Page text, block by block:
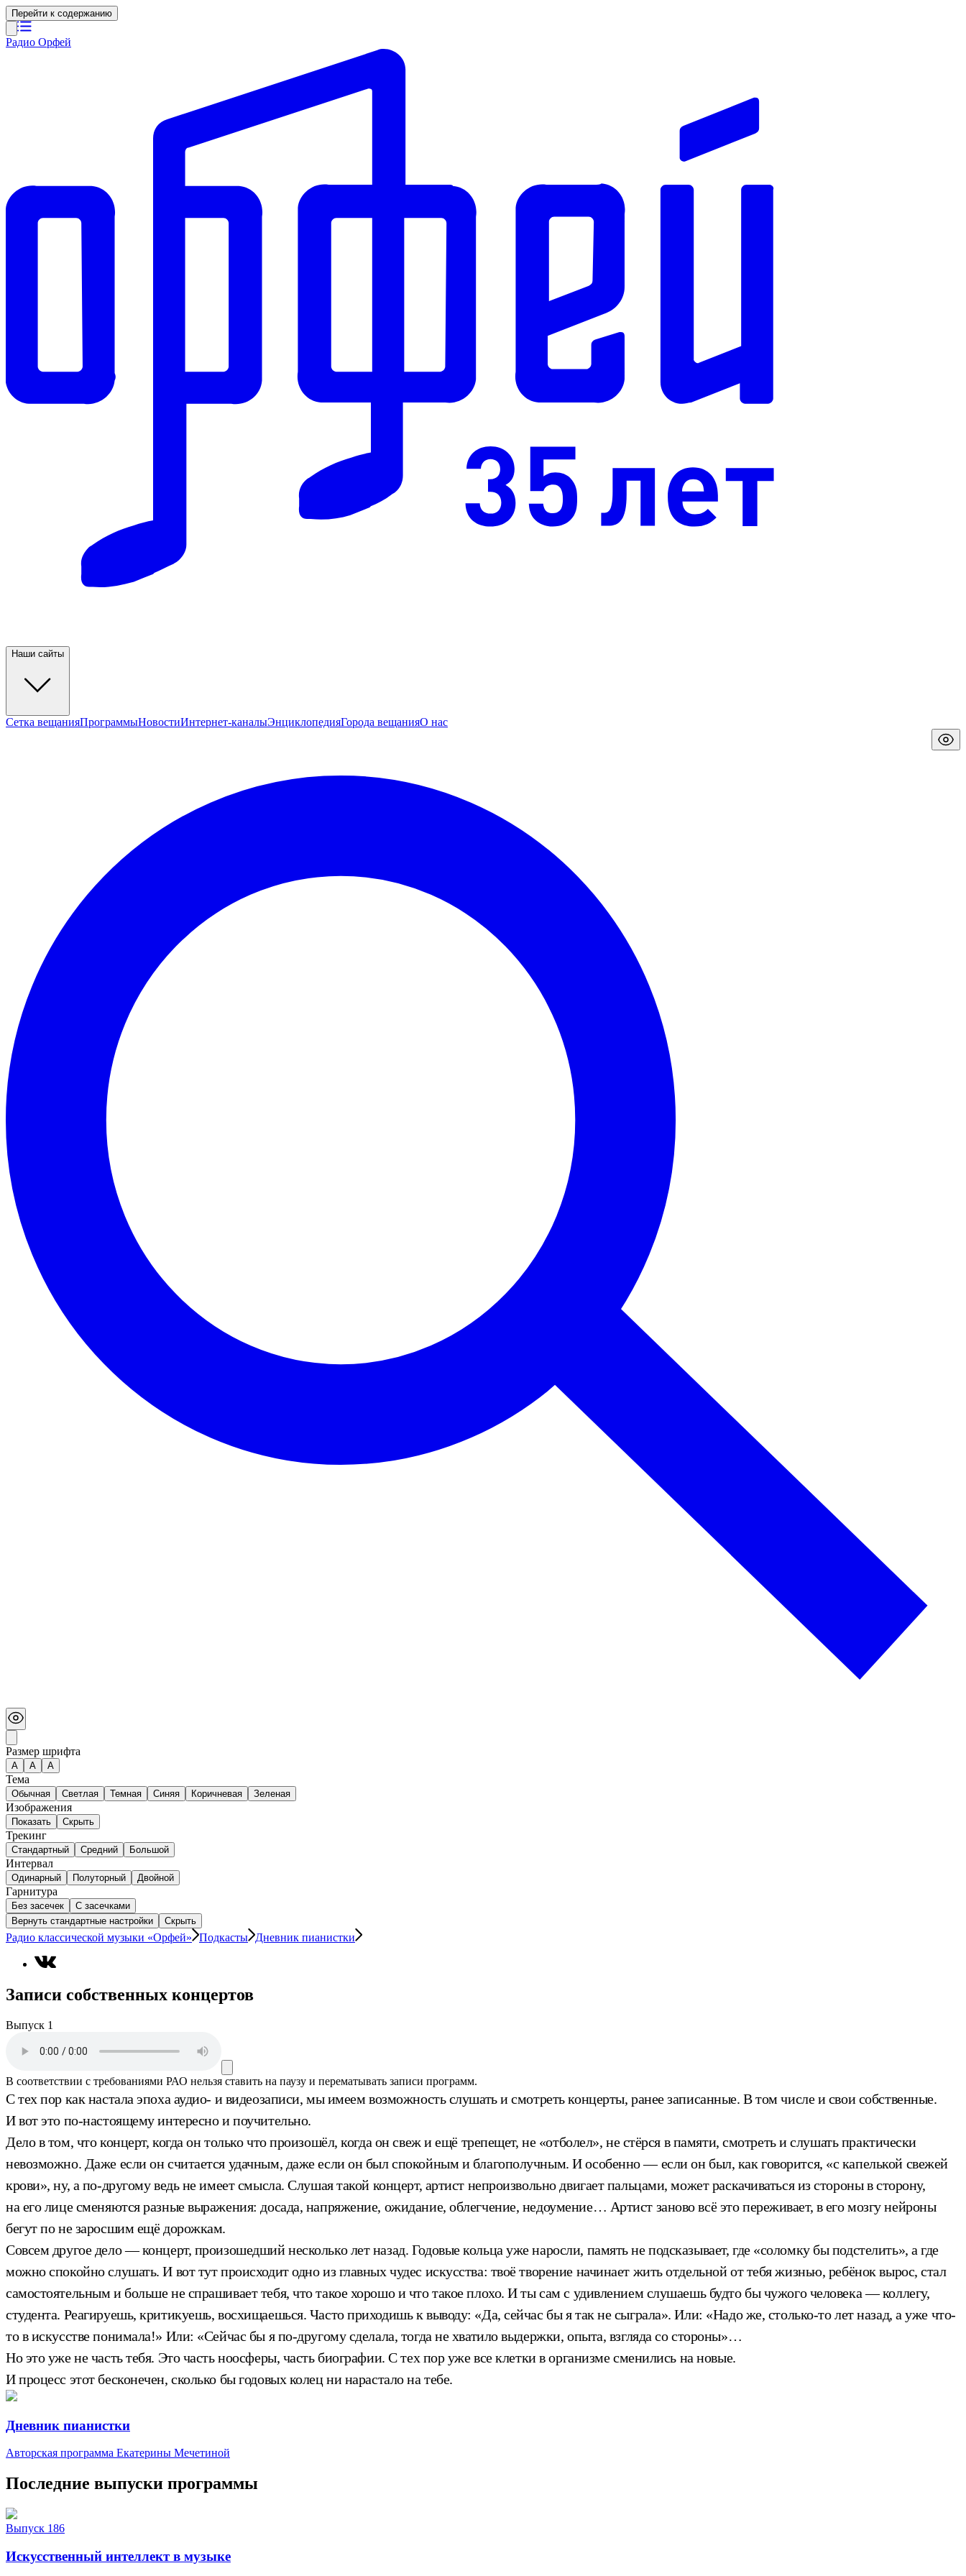
Перейти к содержанию
Радио Орфей
Наши сайты
Сетка вещанияПрограммыНовостиИнтернет-каналыЭнциклопедияГорода вещанияО нас
Размер шрифта
А A A
Тема
Обычная Светлая Темная Синяя Коричневая Зеленая
Изображения
Показать Скрыть
Трекинг
Стандартный Средний Большой
Интервал
Одинарный Полуторный Двойной
Гарнитура
Без засечек
С засечками
Вернуть стандартные настройки
Скрыть
Радио классической музыки «Орфей» Подкасты Дневник пианистки
Записи собственных концертов
Выпуск 1
В соответствии с требованиями РАО нельзя ставить на паузу и перематывать записи программ.
С тех пор как настала эпоха аудио- и видеозаписи, мы имеем возможность слушать и смотреть концерты, ранее записанные. В том числе и свои собственные.
И вот это по-настоящему интересно и поучительно.
Дело в том, что концерт, когда он только что произошёл, когда он свеж и ещё трепещет, не «отболел», не стёрся в памяти, смотреть и слушать практически
невозможно. Даже если он считается удачным, даже если он был спокойным и благополучным. И особенно — если он был, как говорится, «с капелькой свежей
крови», ну, а по-другому ведь не имеет смысла. Слушая такой концерт, артист непроизвольно двигает пальцами, может раскачиваться из стороны в сторону,
на его лице сменяются разные выражения: досада, напряжение, ожидание, облегчение, недоумение… Артист заново всё это переживает, в его мозгу нейроны
бегут по не заросшим ещё дорожкам.
Совсем другое дело — концерт, произошедший несколько лет назад. Годовые кольца уже наросли, память не подсказывает, где «соломку бы подстелить», а где
можно спокойно слушать. И вот тут происходит одно из главных чудес искусства: твоё творение начинает жить отдельной от тебя жизнью, ребёнок вырос, стал
самостоятельным и больше не спрашивает тебя, что такое хорошо и что такое плохо. И ты сам с удивлением слушаешь будто бы чужого человека — коллегу,
студента. Реагируешь, критикуешь, восхищаешься. Часто приходишь к выводу: «Да, сейчас бы я так не сыграла». Или: «Надо же, столько-то лет назад, а уже что-
то в искусстве понимала!» Или: «Сейчас бы я по-другому сделала, тогда не хватило выдержки, опыта, взгляда со стороны»…
Но это уже не часть тебя. Это часть ноосферы, часть биографии. С тех пор уже все клетки в организме сменились на новые.
И процесс этот бесконечен, сколько бы годовых колец ни нарастало на тебе.
Дневник пианистки
Авторская программа Екатерины Мечетиной
Последние выпуски программы
Выпуск 186
Искусственный интеллект в музыке